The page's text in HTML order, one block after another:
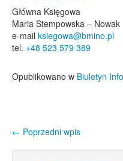
Główna Księgowa
Maria Stempowska – Nowak
e-mail ksiegowa@bmino.pl
tel. +48 523 579 389
Opublikowano w Biuletyn
Nawigacja wpisu
← Poprzedni wpis